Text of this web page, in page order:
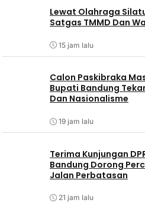
Lewat Olahraga
Satgas TMMD Dan
15 jam lalu
Calon Paskibraka
Bupati Bandung
Dan Nasionalisme
19 jam lalu
Terima Kunjungan
Bandung Dorong
Jalan Perbatasan
21 jam lalu